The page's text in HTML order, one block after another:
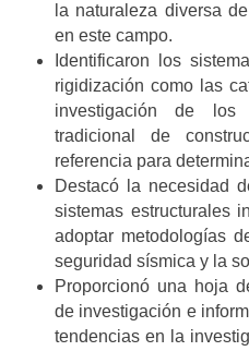
la naturaleza diversa
en este campo.
Identificaron los
rigidización como las
investigación de
tradicional de
referencia para
Destacó la necesidad
sistemas estructurales
adoptar metodologías
seguridad sísmica y la
Proporcionó una hoja
de investigación e
tendencias en la